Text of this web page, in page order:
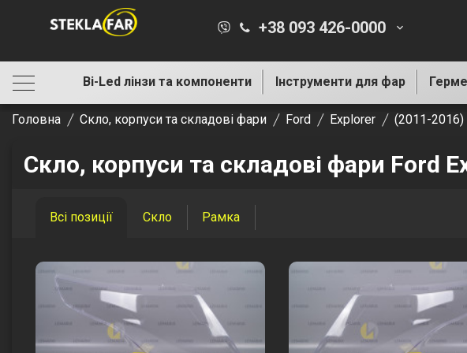
+38 093 426-0000 keyboard_arrow_down
Bi-Led лінзи та компоненти Інструменти для фар
Головна Скло, корпуси та складові фари Ford Explorer (2011-2016)
Скло, корпуси та складові фари Ford
Всі позиції Скло Рамка